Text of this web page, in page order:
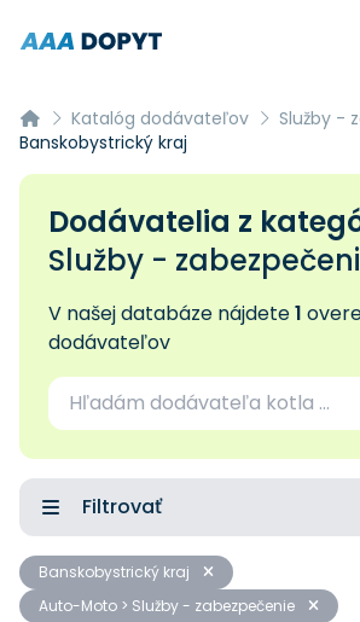
Katalóg dodávateľov
Služby -
Banskobystrický kraj
Dodávatelia z
Služby -
V našej databáze nájdete1
dodávateľov
Filtrovať
Banskobystrický kraj
Auto-Moto > Služby - zabezpečenie